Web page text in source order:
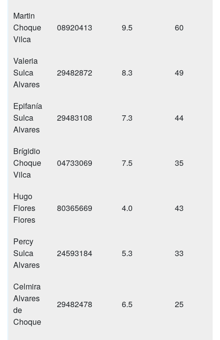
Martin
Choque
Vilca
08920413 9.5 60
Valeria
Sulca
Alvares
29482872 8.3 49
Epifanía
Sulca
Alvares
29483108 7.3 44
Brígidio
Choque
Vilca
04733069 7.5 35
Hugo
Flores
Flores
80365669 4.0 43
Percy
Sulca
Alvares
24593184 5.3 33
Celmira
Alvares
de
Choque
29482478 6.5 25